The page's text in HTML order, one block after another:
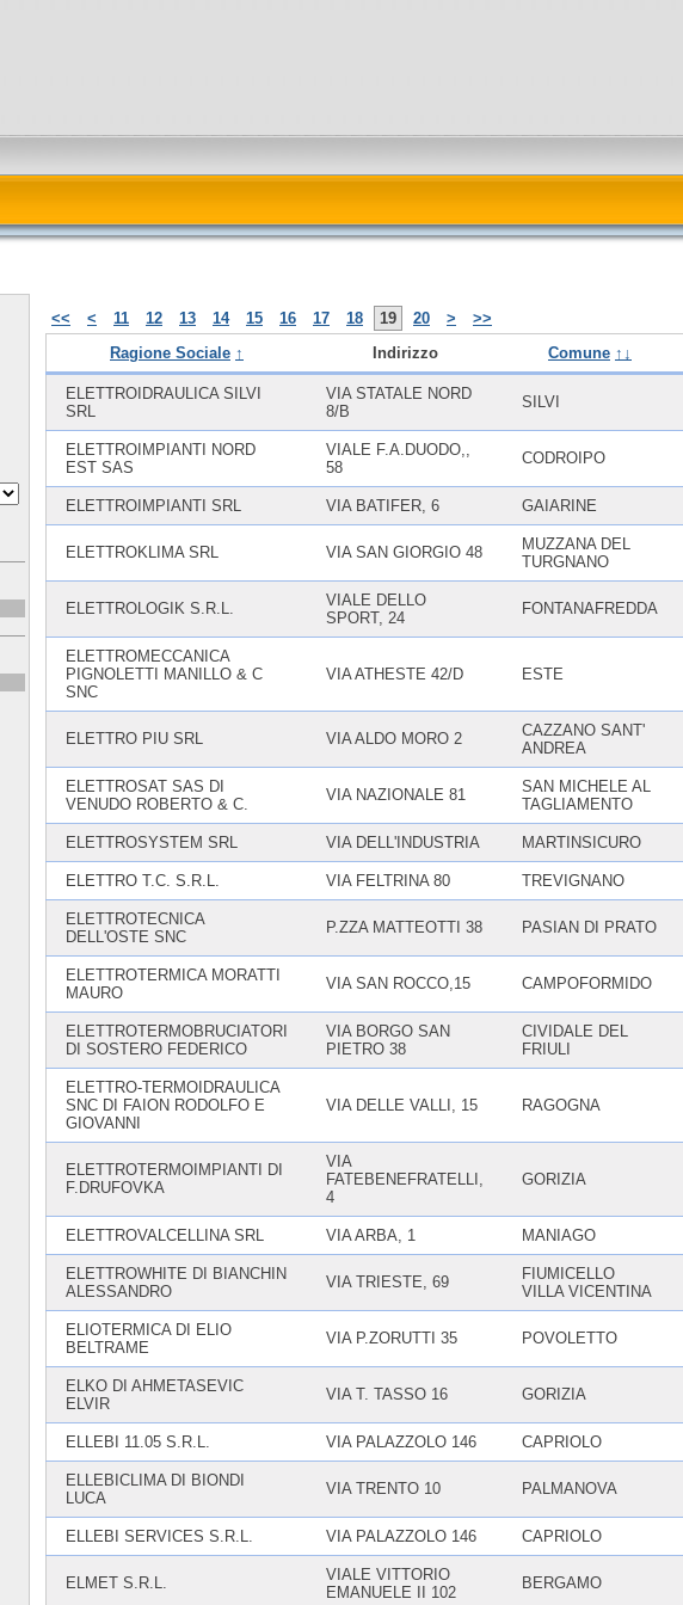
<< < 11 12 13 14 15 16 17 18 19 20 >
>>
Ragione Sociale ↑ Indirizzo Comune ↑↓
ELETTROIDRAULICA SILVI
SRL
VIA STATALE NORD
8/B
SILVI
ELETTROIMPIANTI NORD
EST SAS
VIALE F.A.DUODO,,
58
CODROIPO
ELETTROIMPIANTI SRL VIA BATIFER, 6 GAIARINE
ELETTROKLIMA SRL VIA SAN GIORGIO 48
MUZZANA DEL
TURGNANO
ELETTROLOGIK S.R.L.
VIALE DELLO
SPORT, 24
FONTANAFREDDA
ELETTROMECCANICA
PIGNOLETTI MANILLO & C
SNC
VIA ATHESTE 42/D ESTE
ELETTRO PIU SRL VIA ALDO MORO 2
CAZZANO SANT'
ANDREA
ELETTROSAT SAS DI
VENUDO ROBERTO & C.
VIA NAZIONALE 81
SAN MICHELE AL
TAGLIAMENTO
ELETTROSYSTEM SRL VIA DELL'INDUSTRIA MARTINSICURO
ELETTRO T.C. S.R.L. VIA FELTRINA 80 TREVIGNANO
ELETTROTECNICA
DELL'OSTE SNC
P.ZZA MATTEOTTI 38 PASIAN DI PRATO
ELETTROTERMICA MORATTI
MAURO
VIA SAN ROCCO,15 CAMPOFORMIDO
ELETTROTERMOBRUCIATORI
DI SOSTERO FEDERICO
VIA BORGO SAN
PIETRO 38
CIVIDALE DEL
FRIULI
ELETTRO-TERMOIDRAULICA
SNC DI FAION RODOLFO E
GIOVANNI
VIA DELLE VALLI, 15 RAGOGNA
ELETTROTERMOIMPIANTI DI
F.DRUFOVKA
VIA
FATEBENEFRATELLI,
4
GORIZIA
ELETTROVALCELLINA SRL VIA ARBA, 1 MANIAGO
ELETTROWHITE DI BIANCHIN
ALESSANDRO
VIA TRIESTE, 69
FIUMICELLO
VILLA VICENTINA
ELIOTERMICA DI ELIO
BELTRAME
VIA P.ZORUTTI 35 POVOLETTO
ELKO DI AHMETASEVIC
ELVIR
VIA T. TASSO 16 GORIZIA
ELLEBI 11.05 S.R.L. VIA PALAZZOLO 146 CAPRIOLO
ELLEBICLIMA DI BIONDI
LUCA
VIA TRENTO 10 PALMANOVA
ELLEBI SERVICES S.R.L. VIA PALAZZOLO 146 CAPRIOLO
ELMET S.R.L.
VIALE VITTORIO
EMANUELE II 102
BERGAMO